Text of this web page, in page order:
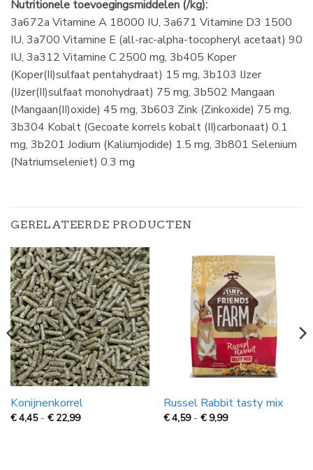
Nutritionele toevoegingsmiddelen (/kg):
3a672a Vitamine A 18000 IU, 3a671 Vitamine D3 1500
IU, 3a700 Vitamine E (all-rac-alpha-tocopheryl acetaat) 90
IU, 3a312 Vitamine C 2500 mg, 3b405 Koper
(Koper(II)sulfaat pentahydraat) 15 mg, 3b103 IJzer
(IJzer(II)sulfaat monohydraat) 75 mg, 3b502 Mangaan
(Mangaan(II)oxide) 45 mg, 3b603 Zink (Zinkoxide) 75 mg,
3b304 Kobalt (Gecoate korrels kobalt (II)carbonaat) 0.1
mg, 3b201 Jodium (Kaliumjodide) 1.5 mg, 3b801 Selenium
(Natriumseleniet) 0.3 mg
GERELATEERDE PRODUCTEN
Konijnenkorrel
€4,45 - € 22,99Prijsklasse:
Russel Rabbit tasty mix
€4,59 - €9,99Prijsklasse: